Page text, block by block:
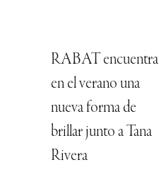
RABAT encuentra
en el verano una
nueva forma de
brillar junto a Tana
Rivera